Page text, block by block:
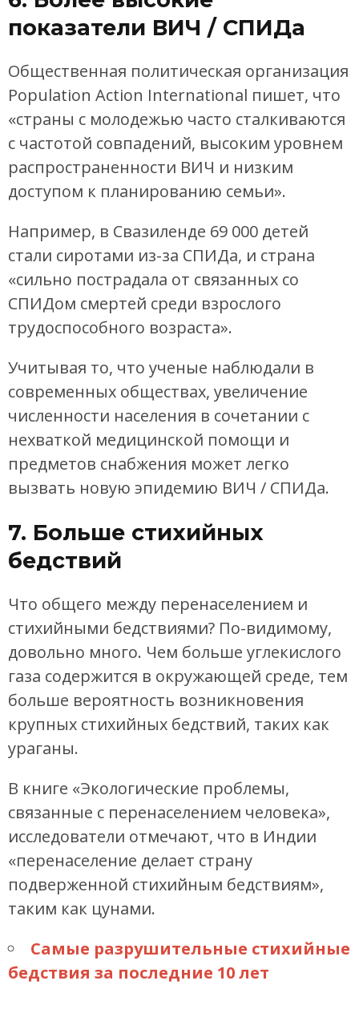
показатели ВИЧ / СПИДа
Общественная политическая организация
Population Action International пишет, что
«страны с молодежью часто сталкиваются
с частотой совпадений, высоким уровнем
распространенности ВИЧ и низким
доступом к планированию семьи».
Например, в Свазиленде 69 000 детей
стали сиротами из-за СПИДа, и страна
«сильно пострадала от связанных со
СПИДом смертей среди взрослого
трудоспособного возраста».
Учитывая то, что ученые наблюдали в
современных обществах, увеличение
численности населения в сочетании с
нехваткой медицинской помощи и
предметов снабжения может легко
вызвать новую эпидемию ВИЧ / СПИДа.
7. Больше стихийных
бедствий
Что общего между перенаселением и
стихийными бедствиями? По-видимому,
довольно много. Чем больше углекислого
газа содержится в окружающей среде, тем
больше вероятность возникновения
крупных стихийных бедствий, таких как
ураганы.
В книге «Экологические проблемы,
связанные с перенаселением человека»,
исследователи отмечают, что в Индии
«перенаселение делает страну
подверженной стихийным бедствиям»,
таким как цунами.
Самые разрушительные стихийные
бедствия за последние 10 лет